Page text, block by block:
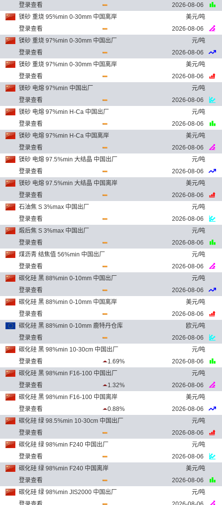
登录查看
2026-08-06
镁砂 重烧 95%min 0-30mm 中国离岸
美元/吨
登录查看
2026-08-06
镁砂 重烧 97%min 0-30mm 中国出厂
元/吨
登录查看
2026-08-06
镁砂 重烧 97%min 0-30mm 中国离岸
美元/吨
登录查看
2026-08-06
镁砂 电熔 97%min 中国出厂
元/吨
登录查看
2026-08-06
镁砂 电熔 97%min H-Ca 中国出厂
元/吨
登录查看
2026-08-06
镁砂 电熔 97%min H-Ca 中国离岸
美元/吨
登录查看
2026-08-06
镁砂 电熔 97.5%min 大结晶 中国出厂
元/吨
登录查看
2026-08-06
镁砂 电熔 97.5%min 大结晶 中国离岸
美元/吨
登录查看
2026-08-06
石油焦 S 3%max 中国出厂
元/吨
登录查看
2026-08-06
煅后焦 S 3%max 中国出厂
元/吨
登录查看
2026-08-06
煤沥青 结焦值 56%min 中国出厂
元/吨
登录查看
2026-08-06
碳化硅 黑 88%min 0-10mm 中国出厂
元/吨
登录查看
2026-08-06
碳化硅 黑 88%min 0-10mm 中国离岸
美元/吨
登录查看
2026-08-06
碳化硅 黑 88%min 0-10mm 鹿特丹仓库
欧元/吨
登录查看
2026-08-06
碳化硅 黑 98%min 10-30cm 中国出厂
元/吨
登录查看
1.69%
2026-08-06
碳化硅 黑 98%min F16-100 中国出厂
元/吨
登录查看
1.32%
2026-08-06
碳化硅 黑 98%min F16-100 中国离岸
美元/吨
登录查看
0.88%
2026-08-06
碳化硅 绿 98.5%min 10-30cm 中国出厂
元/吨
登录查看
2026-08-06
碳化硅 绿 98%min F240 中国出厂
元/吨
登录查看
2026-08-06
碳化硅 绿 98%min F240 中国离岸
美元/吨
登录查看
2026-08-06
碳化硅 绿 98%min JIS2000 中国出厂
元/吨